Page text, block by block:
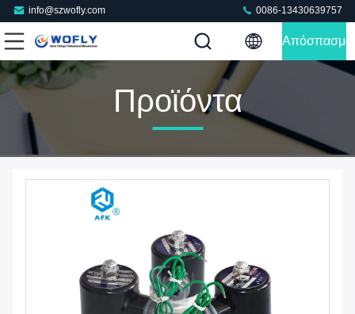
info@szwofly.com 0086-13430639757
Απόσπασμα
Προϊόντα